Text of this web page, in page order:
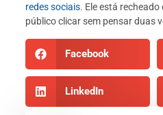
redes sociais. Ele está
público clicar sem pensar duas
Facebook
LinkedIn